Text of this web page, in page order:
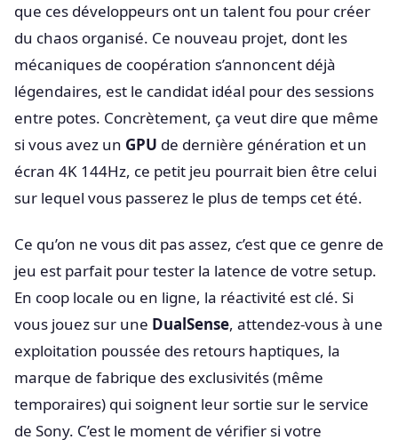
que ces développeurs ont un talent fou pour créer
du chaos organisé. Ce nouveau projet, dont les
mécaniques de coopération s’annoncent déjà
légendaires, est le candidat idéal pour des sessions
entre potes. Concrètement, ça veut dire que même
si vous avez un GPU de dernière génération et un
écran 4K 144Hz, ce petit jeu pourrait bien être celui
sur lequel vous passerez le plus de temps cet été.
Ce qu’on ne vous dit pas assez, c’est que ce genre de
jeu est parfait pour tester la latence de votre setup.
En coop locale ou en ligne, la réactivité est clé. Si
vous jouez sur une DualSense, attendez-vous à une
exploitation poussée des retours haptiques, la
marque de fabrique des exclusivités (même
temporaires) qui soignent leur sortie sur le service
de Sony. C’est le moment de vérifier si votre